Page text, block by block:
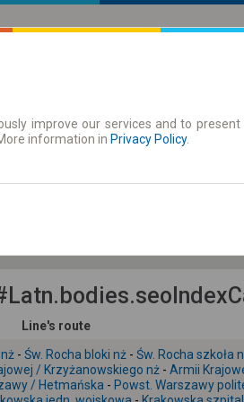
Season tickets
Line's route
- Św. Rocha bloki nż - Św. Rocha szkoła
/ Krzyżanowskiego nż - Armii
/ Hetmańska - Powst. Warszawy
improve our services and to
information in Privacy Policy.